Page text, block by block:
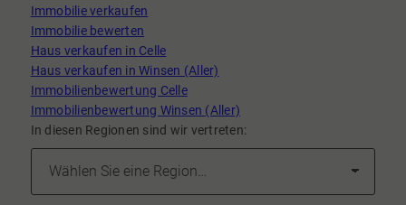
In diesen Regionen sind wir vertreten:
Immobilie verkaufen
Immobilie bewerten
Haus verkaufen in Celle
Haus verkaufen in Winsen (Aller)
Immobilienbewertung Celle
Immobilienbewertung Winsen (Aller)